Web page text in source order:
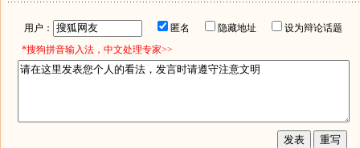
用户： 匿名 隐藏地址
设为辩论话题
*搜狗拼音输入法，中文处理专家>>